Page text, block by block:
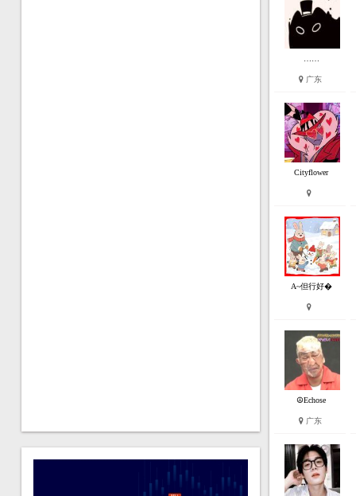
广东
Cityflower
A~但行好�
☮Echose
广东